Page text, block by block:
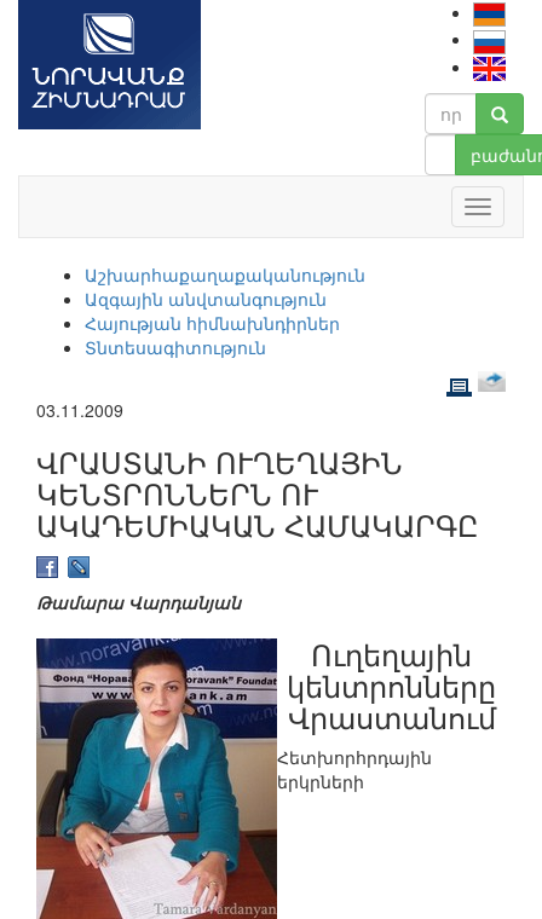
Աշխարհաքաղաքականություն
Ազգային անվտանգություն
Հայության հիմնախնդիրներ
Տնտեսագիտություն
03.11.2009
ՎՐԱՍՏԱՆԻ ՈՒՂԵՂԱՅԻՆ
ԿԵՆՏՐՈՆՆԵՐՆ ՈՒ
ԱԿԱԴԵՄԻԱԿԱՆ ՀԱՄԱԿԱՐԳԸ
Թամարա Վարդանյան
Ուղեղային
կենտրոնները
Վրաստանում
Հետխորհրդային
երկրների